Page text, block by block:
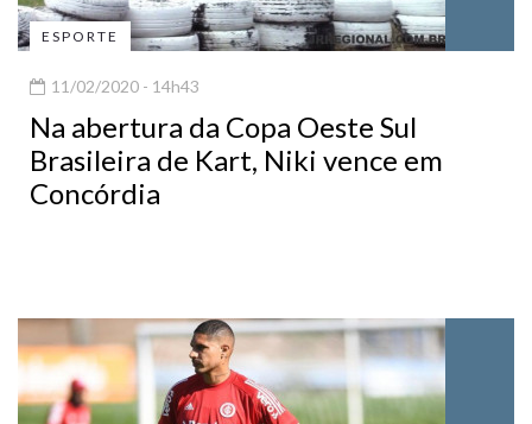
ESPORTE
11/02/2020 - 14h43
Na abertura da Copa Oeste Sul
Brasileira de Kart, Niki vence em
Concórdia